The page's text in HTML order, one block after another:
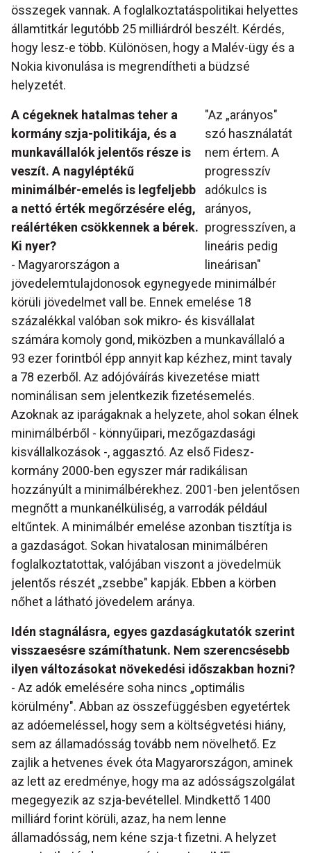
összegek vannak. A foglalkoztatáspolitikai helyettes
államtitkár legutóbb 25 milliárdról beszélt. Kérdés,
hogy lesz-e több. Különösen, hogy a Malév-ügy és a
Nokia kivonulása is megrendítheti a büdzsé
helyzetét.
"Az „arányos"
szó használatát
nem értem. A
progresszív
adókulcs is
arányos,
progresszíven, a
lineáris pedig
lineárisan"
A cégeknek hatalmas teher a
kormány szja-politikája, és a
munkavállalók jelentős része is
veszít. A nagyléptékű
minimálbér-emelés is legfeljebb
a nettó érték megőrzésére elég,
reálértéken csökkennek a bérek.
Ki nyer?
- Magyarországon a
jövedelemtulajdonosok egynegyede minimálbér
körüli jövedelmet vall be. Ennek emelése 18
százalékkal valóban sok mikro- és kisvállalat
számára komoly gond, miközben a munkavállaló a
93 ezer forintból épp annyit kap kézhez, mint tavaly
a 78 ezerből. Az adójóváírás kivezetése miatt
nominálisan sem jelentkezik fizetésemelés.
Azoknak az iparágaknak a helyzete, ahol sokan élnek
minimálbérből - könnyűipari, mezőgazdasági
kisvállalkozások -, aggasztó. Az első Fidesz-
kormány 2000-ben egyszer már radikálisan
hozzányúlt a minimálbérekhez. 2001-ben jelentősen
megnőtt a munkanélküliség, a varrodák például
eltűntek. A minimálbér emelése azonban tisztítja is
a gazdaságot. Sokan hivatalosan minimálbéren
foglalkoztatottak, valójában viszont a jövedelmük
jelentős részét „zsebbe" kapják. Ebben a körben
nőhet a látható jövedelem aránya.
Idén stagnálásra, egyes gazdaságkutatók szerint
visszaesésre számíthatunk. Nem szerencsésebb
ilyen változásokat növekedési időszakban hozni?
- Az adók emelésére soha nincs „optimális
körülmény". Abban az összefüggésben egyetértek
az adóemeléssel, hogy sem a költségvetési hiány,
sem az államadósság tovább nem növelhető. Ez
zajlik a hetvenes évek óta Magyarországon, aminek
az lett az eredménye, hogy ma az adósságszolgálat
megegyezik az szja-bevétellel. Mindkettő 1400
milliárd forint körüli, azaz, ha nem lenne
államadósság, nem kéne szja-t fizetni. A helyzet